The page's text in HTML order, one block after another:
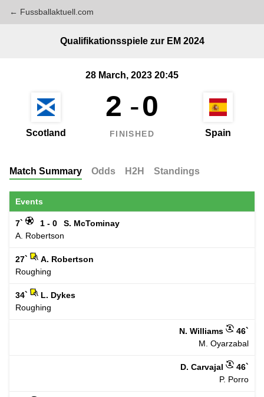
← Fussballaktuell.com
Scotland Spain
Qualifikationsspiele zur EM 2024
28 March, 2023 20:45
2 -0
FINISHED
Match Summary Odds H2H Standings
Events
7` 1 - 0
S. McTominay
A. Robertson
27`
A. Robertson
Roughing
34`
L. Dykes
Roughing
N. Williams
46`
M. Oyarzabal
D. Carvajal
46`
P. Porro